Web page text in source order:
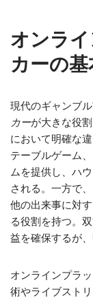
オンラ
カーの
現代のギャンブル
カーが大きな役
において明確な
テーブルゲーム
ムを提供し、ハ
される。一方で
他の出来事に対
る役割を持つ。
益を確保するが
オンラインプラ
術やライブスト